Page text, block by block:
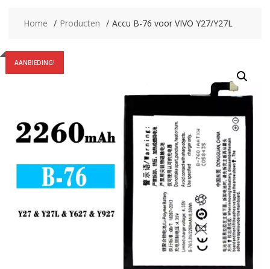
Home Producten Accu B-76 voor VIVO Y27/Y27L
AANBIEDING!